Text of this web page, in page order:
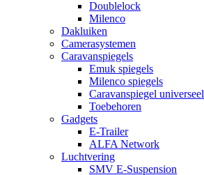
Doublelock
Milenco
Dakluiken
Camerasystemen
Caravanspiegels
Emuk spiegels
Milenco spiegels
Caravanspiegel universeel
Toebehoren
Gadgets
E-Trailer
ALFA Network
Luchtvering
SMV E-Suspension